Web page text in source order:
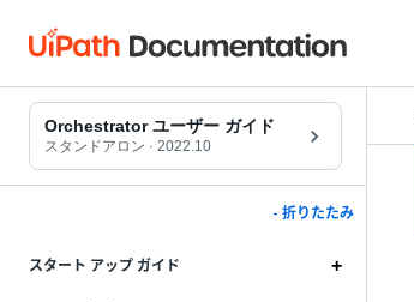
Orchestrator ユーザー ガイド
スタンドアロン · 2022.10
- 折りたたみ
スタート アップ ガイド